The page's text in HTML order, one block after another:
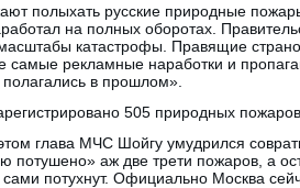
полыхать русские природные
на полных оборотах.
катастрофы. Правящие
самые рекламные наработки и
в прошлом».
505 природных пожаров.
глава МЧС Шойгу умудрился
аж две трети пожаров, а
потухнут. Официально Москва